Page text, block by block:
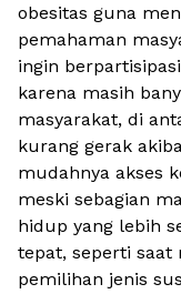
obesitas guna
pemahaman
ingin
karena masih
masyarakat, di
kurang gerak
mudahnya akses
meski sebagian
hidup yang lebih
tepat, seperti
pemilihan jenis